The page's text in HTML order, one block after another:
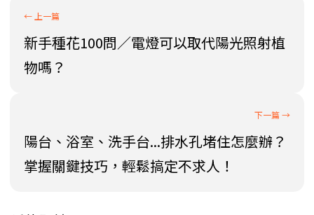
新手種花100問／電燈可以取代陽光照射植
物嗎？
陽台、浴室、洗手台...排水孔堵住怎麼辦？
掌握關鍵技巧，輕鬆搞定不求人！